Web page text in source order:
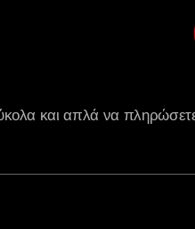
και απλά να